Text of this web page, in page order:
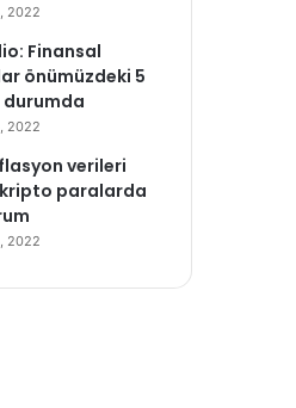
2022
Finansal
önümüzdeki 5
durumda
2022
verileri
paralarda
2022